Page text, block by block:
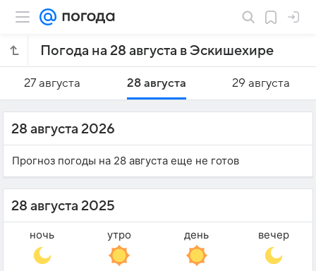
Погода на 28 августа в Эскишехире
27 августа 28 августа 29 августа
28 августа 2026
Прогноз погоды на 28 августа еще не готов
28 августа 2025
ночь утро день вечер